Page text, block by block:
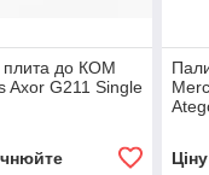
до КОМ
Axor G211 Single